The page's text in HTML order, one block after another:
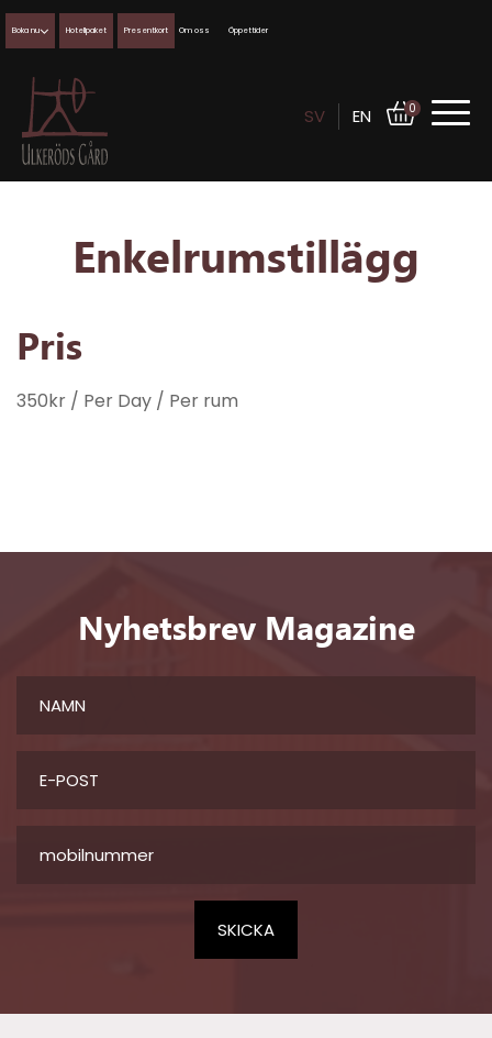
0
Boka nu Hotellpaket Presentkort Om oss Öppettider
SV EN
Enkelrumstillägg
Pris
350kr / Per Day / Per rum
Nyhetsbrev Magazine